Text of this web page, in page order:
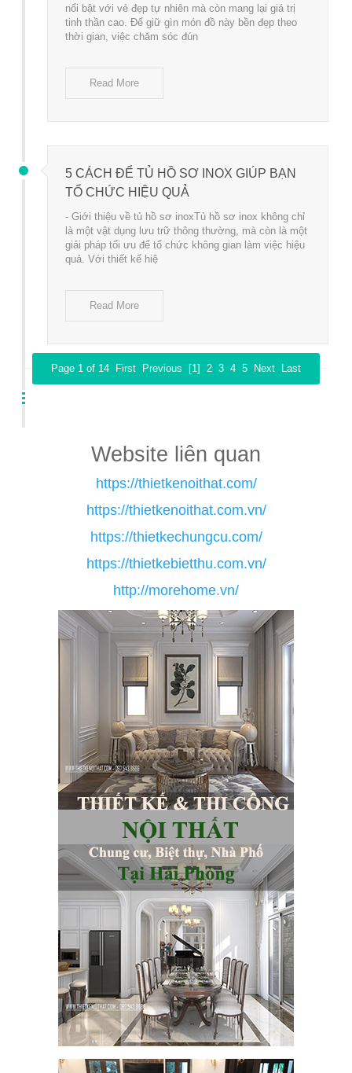
nổi bật với vẻ đẹp tự nhiên mà còn mang lại giá trị
tinh thần cao. Để giữ gìn món đồ này bền đẹp theo
thời gian, việc chăm sóc đún
Read More
5 CÁCH ĐỂ TỦ HỒ SƠ INOX GIÚP BẠN
TỔ CHỨC HIỆU QUẢ
- Giới thiệu về tủ hồ sơ inoxTủ hồ sơ inox không chỉ
là một vật dụng lưu trữ thông thường, mà còn là một
giải pháp tối ưu để tổ chức không gian làm việc hiệu
quả. Với thiết kế hiệ
Read More
Page 1 of 14 First Previous [1] 2 3 4 5 Next Last
Website liên quan
https://thietkenoithat.com/
https://thietkenoithat.com.vn/
https://thietkechungcu.com/
https://thietkebietthu.com.vn/
http://morehome.vn/